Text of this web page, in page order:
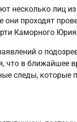
несколько лиц
они проходят
Каморного
о
что в ближайшее
следы, которые